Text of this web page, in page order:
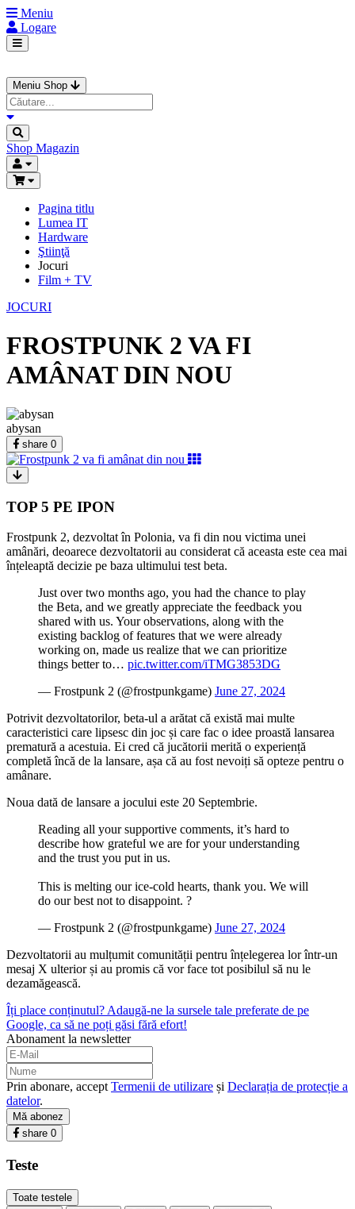
Meniu
Logare
Meniu Shop
Shop Magazin
Pagina titlu
Lumea IT
Hardware
Ştiinţă
Jocuri
Film + TV
JOCURI
FROSTPUNK 2 VA FI
AMÂNAT DIN NOU
abysan
share 0
TOP 5 PE IPON
Frostpunk 2, dezvoltat în Polonia, va fi din nou victima unei
amânări, deoarece dezvoltatorii au considerat că aceasta este cea mai
înțeleaptă decizie pe baza ultimului test beta.
Just over two months ago, you had the chance to play
the Beta, and we greatly appreciate the feedback you
shared with us. Your observations, along with the
existing backlog of features that we were already
working on, made us realize that we can prioritize
things better to… pic.twitter.com/iTMG3853DG
— Frostpunk 2 (@frostpunkgame) June 27, 2024
Potrivit dezvoltatorilor, beta-ul a arătat că există mai multe
caracteristici care lipsesc din joc și care fac o idee proastă lansarea
prematură a acestuia. Ei cred că jucătorii merită o experiență
completă încă de la lansare, așa că au fost nevoiți să opteze pentru o
amânare.
Noua dată de lansare a jocului este 20 Septembrie.
Reading all your supportive comments, it’s hard to
describe how grateful we are for your understanding
and the trust you put in us.
This is melting our ice-cold hearts, thank you. We will
do our best not to disappoint. ?
— Frostpunk 2 (@frostpunkgame) June 27, 2024
Dezvoltatorii au mulțumit comunității pentru înțelegerea lor într-un
mesaj X ulterior și au promis că vor face tot posibilul să nu le
dezamăgească.
Îți place conținutul? Adaugă-ne la sursele tale preferate de pe
Google, ca să ne poți găsi fără efort!
Abonament la newsletter
Prin abonare, accept Termenii de utilizare și Declarația de protecție a
datelor.
Mă abonez
share 0
Teste
Toate testele